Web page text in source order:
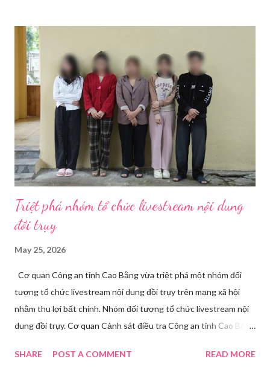
Thanh 1.1.1. Thân máy ảnh (Body máy
ảnh): Chọn máy ảnh có chất lượng ...
Triệt phá nhóm tổ chức livestream nội dung
đồi trụy
May 25, 2026
Cơ quan Công an tỉnh Cao Bằng vừa triệt phá một nhóm đối
tượng tổ chức livestream nội dung đồi trụy trên mạng xã hội
nhằm thu lợi bất chính. Nhóm đối tượng tổ chức livestream nội
dung đồi trụy. Cơ quan Cảnh sát điều tra Công an tỉnh Cao Bằng
tạm giam đối với Triệu Thị Dung về hành vi truyền bá văn hóa
SHARE POST A COMMENT READ MORE